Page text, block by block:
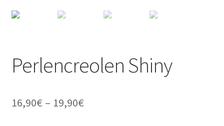
Perlencreolen Shiny
16,90€ – 19,90€